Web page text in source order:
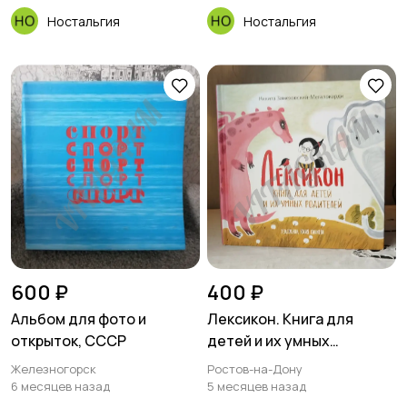
Ностальгия Ностальгия
600 ₽
Альбом для фото и
открыток, СССР
Железногорск
6 месяцев назад
400 ₽
Лексикон. Книга для
детей и их умных
родителей /Н. В.
Замеховский-
Ростов-на-Дону
5 месяцев назад